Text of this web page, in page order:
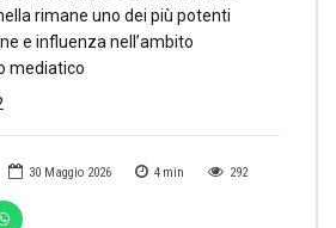
30 Maggio 2026 4 min 292
rimane uno dei più potenti
e influenza nell’ambito
mediatico